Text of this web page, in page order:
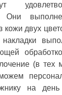
Они
кожи двух
(в тех
на